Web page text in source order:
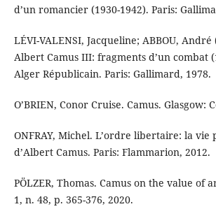
d’un romancier (1930-1942). Paris:
LÉVI-VALENSI, Jacqueline; ABBOU, André
Albert Camus III: fragments d’un combat
Alger Républicain. Paris: Gallimard, 1978.
O’BRIEN, Conor Cruise. Camus. Glasgow:
ONFRAY, Michel. L’ordre libertaire: la vie
d’Albert Camus. Paris: Flammarion, 2012.
PÖLZER, Thomas. Camus on the value of
1, n. 48, p. 365-376, 2020.